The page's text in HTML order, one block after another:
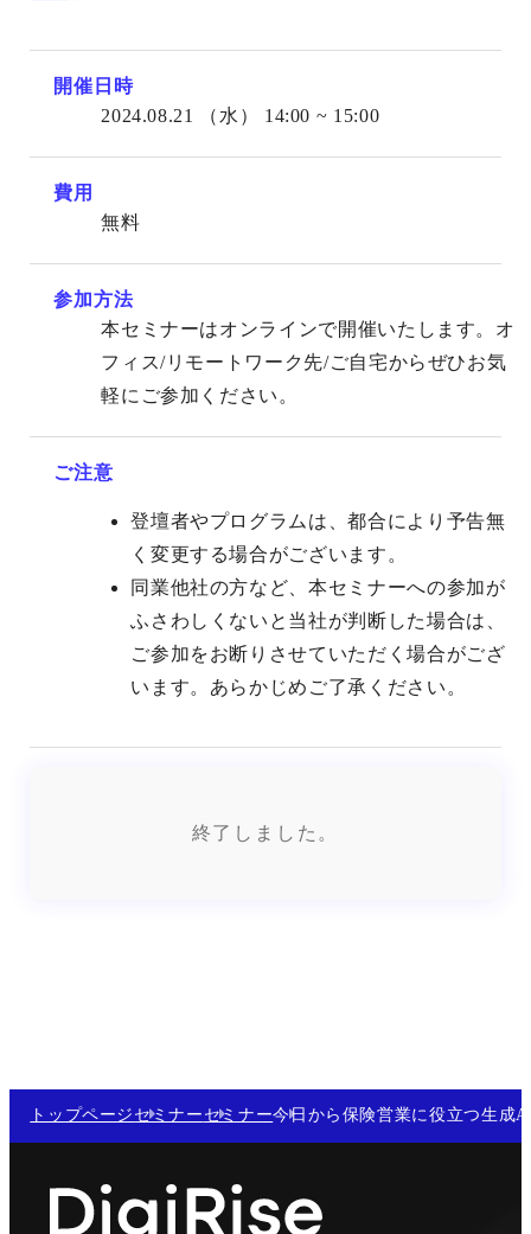
開催日時
2024.08.21
（水） 14:00 ~ 15:00
費用
無料
参加方法
本セミナーはオンラインで開催いたします。オ
フィス/リモートワーク先/ご自宅からぜひお気
軽にご参加ください。
ご注意
登壇者やプログラムは、都合により予告無
く変更する場合がございます。
同業他社の方など、本セミナーへの参加が
ふさわしくないと当社が判断した場合は、
ご参加をお断りさせていただく場合がござ
います。あらかじめご了承ください。
終了しました。
トップページセミナーセミナー今日から保険営業に役立つ生成